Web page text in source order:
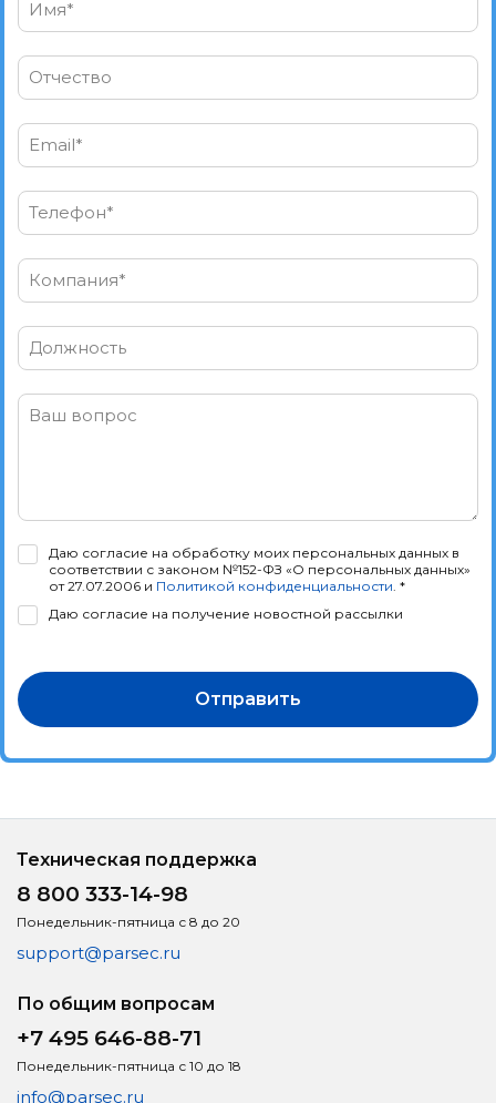
Имя*
Отчество
Email*
Телефон*
Компания*
Должность
Ваш вопрос
Даю согласие на обработку моих персональных данных в
соответствии с законом №152-ФЗ «О персональных данных»
от 27.07.2006 и Политикой конфиденциальности . *
Даю согласие на получение новостной рассылки
Отправить
Техническая поддержка
8 800 333-14-98
Понедельник-пятница с 8 до 20
support@parsec.ru
По общим вопросам
+7 495 646-88-71
Понедельник-пятница с 10 до 18
info@parsec.ru